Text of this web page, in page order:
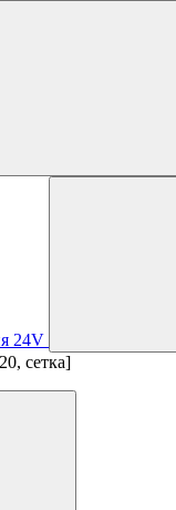
24V
сетка]